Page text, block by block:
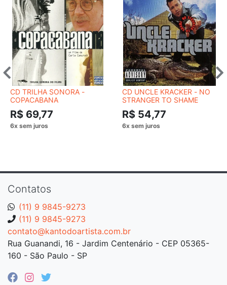
CD TRILHA SONORA -
COPACABANA
R$ 69,77
CD UNCLE KRACKER - NO
STRANGER TO SHAME
R$ 54,77
Contatos
(11) 9 9845-9273
(11) 9 9845-9273
contato@kantodoartista.com.br
Rua Guanandi, 16 - Jardim Centenário - CEP 05365-
160 - São Paulo - SP